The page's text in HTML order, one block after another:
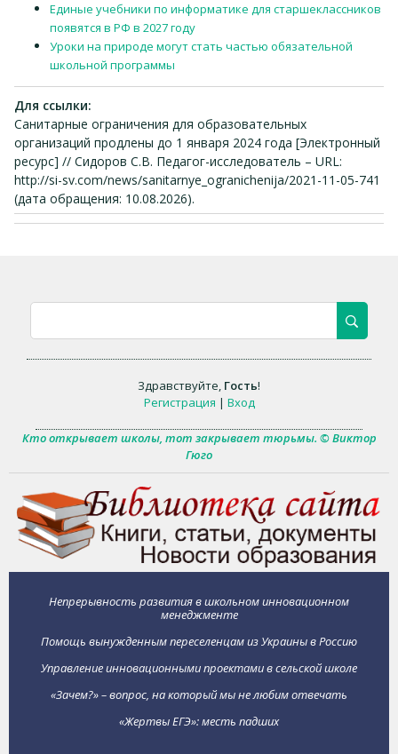
Единые учебники по информатике для старшеклассников
появятся в РФ в 2027 году
Уроки на природе могут стать частью обязательной
школьной программы
Для ссылки:
Санитарные ограничения для образовательных
организаций продлены до 1 января 2024 года [Электронный
ресурс] // Сидоров С.В. Педагог-исследователь – URL:
http://si-sv.com/news/sanitarnye_ogranichenija/2021-11-05-741
(дата обращения: 10.08.2026).
Здравствуйте, Гость!
Регистрация | Вход
Кто открывает школы, тот закрывает тюрьмы. © Виктор
Гюго
Непрерывность развития в школьном инновационном
менеджменте
Помощь вынужденным переселенцам из Украины в Россию
Управление инновационными проектами в сельской школе
«Зачем?» – вопрос, на который мы не любим отвечать
«Жертвы ЕГЭ»: месть падших